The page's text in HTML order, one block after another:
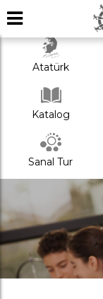
Atatürk
Katalog
Sanal Tur